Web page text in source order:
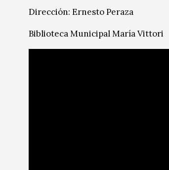
Dirección: Ernesto Peraza
Biblioteca Municipal María Vittori